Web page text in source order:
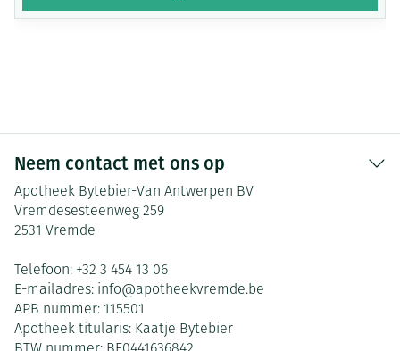
Neem contact met ons op
Apotheek Bytebier-Van Antwerpen BV
Vremdesesteenweg 259
2531 Vremde
Telefoon: +32 3 454 13 06
E-mailadres: info@apotheekvremde.be
APB nummer: 115501
Apotheek titularis: Kaatje Bytebier